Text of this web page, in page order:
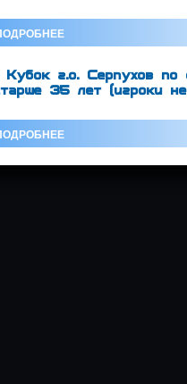
г.о. Серпухов
35 лет (игроки